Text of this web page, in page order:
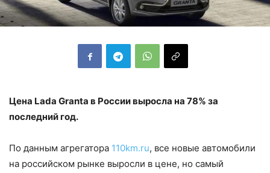
Цена Lada Granta в России выросла на 78% за
последний год.
По данным агрегатора 110km.ru, все новые автомобили
на российском рынке выросли в цене, но самый